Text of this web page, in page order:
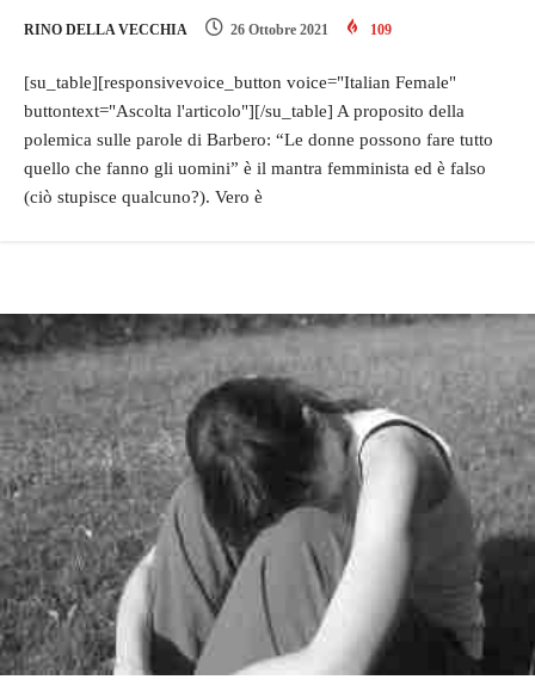
RINO DELLA VECCHIA 26 Ottobre 2021 109
[su_table][responsivevoice_button voice="Italian Female"
buttontext="Ascolta l'articolo"][/su_table] A proposito della
polemica sulle parole di Barbero: “Le donne possono fare tutto
quello che fanno gli uomini” è il mantra femminista ed è falso
(ciò stupisce qualcuno?). Vero è